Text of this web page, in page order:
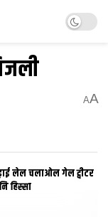
AA
लेल चलाओल गेल ट्वीटर
हिस्सा